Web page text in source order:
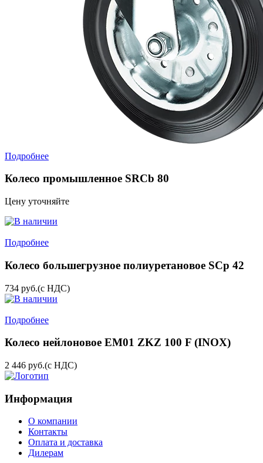
Подробнее
Колесо промышленное SRCb 80
Цену уточняйте
Подробнее
Колесо большегрузное полиуретановое SCp 42
734 руб.(с НДС)
Подробнее
Колесо нейлоновое EM01 ZKZ 100 F (INOX)
2 446 руб.(с НДС)
Информация
О компании
Контакты
Оплата и доставка
Дилерам